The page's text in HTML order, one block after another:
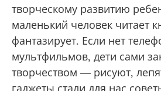
творческому развитию
маленький человек читает
фантазирует. Если нет
мультфильмов, дети сами
творчеством — рисуют,
гаджеты стали для нас